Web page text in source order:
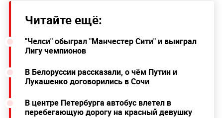
Читайте ещё:
"Челси" обыграл "Манчестер Сити" и выиграл
Лигу чемпионов
В Белоруссии рассказали, о чём Путин и
Лукашенко договорились в Сочи
В центре Петербурга автобус влетел в
перебегающую дорогу на красный девушку